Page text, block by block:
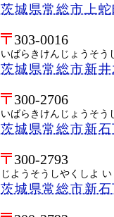
茨城県常総市上蛇
303-0016
いばらきけんじょうそう
茨城県常総市新井
300-2706
いばらきけんじょうそう
茨城県常総市新石
300-2793
じようそうしやくしよ
茨城県常総市新石